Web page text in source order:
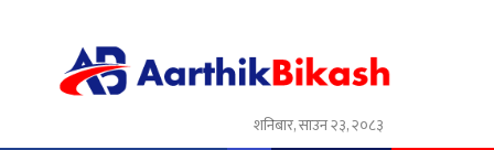
शनिबार, साउन २३, २०८३